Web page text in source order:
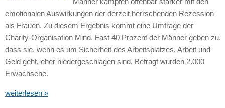
Männer kämpfen offenbar stärker mit den
emotionalen Auswirkungen der derzeit herrschenden Rezession
als Frauen. Zu diesem Ergebnis kommt eine Umfrage der
Charity-Organisation Mind. Fast 40 Prozent der Männer geben zu,
dass sie, wenn es um Sicherheit des Arbeitsplatzes, Arbeit und
Geld geht, eher niedergeschlagen sind. Befragt wurden 2.000
Erwachsene.
weiterlesen »